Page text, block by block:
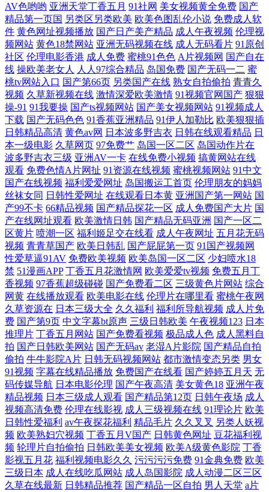
美老女肏屄视频 久久精品嫩草 国产在线每日 国产精品艾草在线观看 超碰
人97最新 av人人草 91网站成人 一级性爱视频 亚洲欧美激情另类 午夜影院
在 日韩无码久久免费 全能影视网站 麦片影视网 含羞草传媒成人 国产一级
色 久草资源站AV 黑丝高跟91 国产91破解 操碰自拍 a级免费 AV地址资源
91九色p 中文字幕亚洲一区 中文字幕一区二 91超碰色情 91新址 91精选视
频 在线观看片中文在线 亚洲在线视频 亚洲综合另类小说色区 亚洲精品无
人区 亚洲国产精品露脸 想要导航网页 午夜大片免费观 四迈影院 日日噜噜
日韩美女在线视频一区 日本高清视频网站 日本最新中文字幕 日韩精品一
卡2卡3卡4卡乱码 AV午夜激情 成全视频在线观看免费看视频 福利视频导
航网址 国产精品日本一区二区在线播放 国产日韩激情综合一区 国产在线
观看人成视频 国产在线精品一区二区不卡了 国产人免费 国产免费露脸 国
产一卡日韩在线 国产性爱在线观看 国产一区二区三区影院 精品日韩一 精
品国产成 韩日理论免费电影 黑丝免费91 韩日欧美三区 国产精品合集一区
二区 福利影院在线播放 电视剧在线观看 成人网视频 成人免费视频播放 超
碰成人39国产精品资源
AV色哟哟 亚洲天堂丁香五月 91社网 美女视频黄全免费 国产
精品第一页国 另类区另类欧美 欧美色图乱伦小说 免费成人软
件 黄色网址视频播放 国产日产美产精品 成人午夜视频 伦理视
频网站 黄色18禁网站 亚洲无码视频在线 成人无码看片 91原创
社区 伦理电影香港 成人免费 蜜桃91色色 A片视频网 国产自在
线 操欧美老女人 人人97综合精品 岛国免费 国产无码一二 蜜
桃tv网站入口 国产第66页 另类国产在线 熟女自拍偷拍 青青久
视频 久草新视频在线 激情深爱欧美激情 91视频官网国产 狠狠
操-91 91我要操 国产ts视频网站 国产美女视频网站 91视频成人
下载 国产无码色色 91香蕉亚洲精品 91伊人加勒比 欧美狠狠插
日韩精品高清 黄色av网 日本波多野吉衣 日韩在线观看精品 日
本一级电影 久草网页 97免费艹 岛国一区二区 岛国动作片在
波多野吉衣三级 亚洲AV一卡 在线免费小视频 搞黄网站在线
观看 免费色情A片网扯 91资源在线视频 蜜桃视频网站 91中文
国产在线视频 福利爱爱网址 岛国搬运工首页 伦理朋友的妈妈
丝袜女同 日韩性爱网址 在线观看日本黄 亚洲国产第一网站 国
产99不卡 66精品视频 国产精品探花一区 成人免费国产大片 国
产在线网址观看 欧美激情日韩 国产精品无码亚洲 国产一区二
区黄片 喷潮一区 福利姬足交在线看 成人午夜网址 五月花无码
视频 青青草国产 欧美日韩乱 国产屁屁第一页 91国产视频网
性爱草逼91AV 免费欧美视频 欧美岛国一区二区 少妇喷水18
禁 51漫画APP 丁香五月花激情网 欧美爱爱tv视频 免费五月丁
香视频 97香蕉超级碰碰 国产免费看二区 三级黄色片网站 综合
网黄 在线播放观看 欧美电影在线 伦理片在哪里看 蜜桃午夜网
久草资源在 日本三级大全 久久福利 福利所导航视频 成人片免
费 国产第9页 中文字幕bt原声 三级日韩欧美 午夜视频123 日本
推理片 丁香五月网站 国产免费看视频 极品成人色 成人黑料自
拍 国产日韩欧美网站 国产无码av 老湿A片影院 国产精品自拍
偷拍 牛牛影院A片 日韩无码视频网站 都市激情变态另类 男女
91视频 字幕在线精品播放 免费国产在线看 国产婷婷五月天 无
码传媒导航 日本电影伦理 国产午夜高清 美女黄色18 亚洲午夜
精品视频 日本三级成人观看 国产精品第12页 日韩午夜场 成人
视频高清免费 伦理在线影视 成人三级视频在线 91理论片 欧美
日韩性爱福利 av午夜探花福利 精品毛片 久久叉叉 另类人妖视
频 欧美熟妇穴视频 丁香五月V国产 日韩黄色网址 豆花福利视
频 轮理片自拍偷拍 日韩欧美美女视频 欧美A级黄色影院 丁香
影视五月花 福利视频电影久久 污污污污免费 91金典免费 欧美
三级日本 成人在线吃瓜网站 成人岛国影院 成人动漫二区三区
久草在线最新 日韩精品推荐 国产精品一区自拍 男人天堂 a片